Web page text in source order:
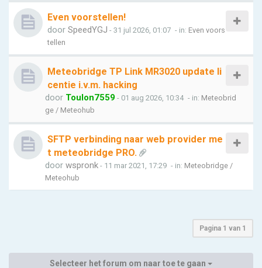
Even voorstellen!
door SpeedYGJ - 31 jul 2026, 01:07 - in: Even voors
tellen
Meteobridge TP Link MR3020 update li
centie i.v.m. hacking
door Toulon7559 - 01 aug 2026, 10:34 - in: Meteobrid
ge / Meteohub
SFTP verbinding naar web provider me
t meteobridge PRO.
door wspronk - 11 mar 2021, 17:29 - in: Meteobridge /
Meteohub
Pagina 1 van 1
Selecteer het forum om naar toe te gaan